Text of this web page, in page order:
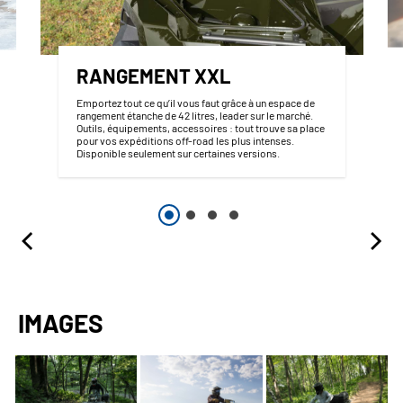
RANGEMENT XXL
Emportez tout ce qu’il vous faut grâce à un espace de
rangement étanche de 42 litres, leader sur le marché.
Outils, équipements, accessoires : tout trouve sa place
pour vos expéditions off-road les plus intenses.
Disponible seulement sur certaines versions.
IMAGES